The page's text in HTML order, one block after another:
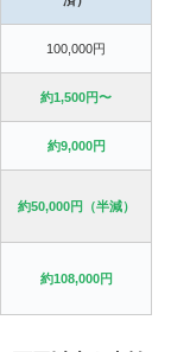
100,000円
約1,500円〜
約9,000円
約50,000円（半減）
約108,000円